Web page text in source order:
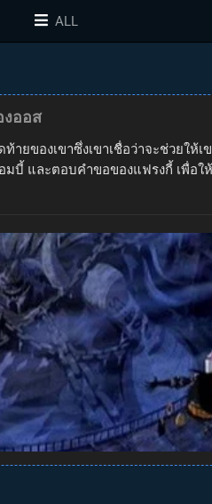
ALL
งออส
ยของเขาซึ่งเขาเชื่อว่าจะช่วย
และตอบคำขอของแฟรงกี้ เพื่อ